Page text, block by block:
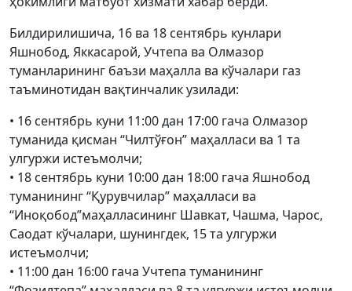
Билдирилишича, 16 ва 18 сентябрь кунлари
Яшнобод, Яккасарой, Учтепа ва Олмазор
туманларининг баъзи маҳалла ва кўчалари газ
таъминотидан вақтинчалик узилади:
• 16 сентябрь куни 11:00 дан 17:00 гача Олмазор
туманида қисман “Чилтўғон” маҳалласи ва 1 та
улгуржи истеъмолчи;
• 18 сентябрь куни 10:00 дан 18:00 гача Яшнобод
туманининг “Қурувчилар” маҳалласи ва
“Иноқобод”маҳалласининг Шавкат, Чашма, Чарос,
Саодат кўчалари, шунингдек, 15 та улгуржи
истеъмолчи;
• 11:00 дан 16:00 гача Учтепа туманининг